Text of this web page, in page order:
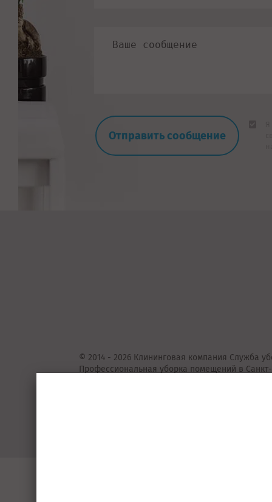
© 2014 - 2026 Клининговая компания Служба
Профессиональная уборка помещений в